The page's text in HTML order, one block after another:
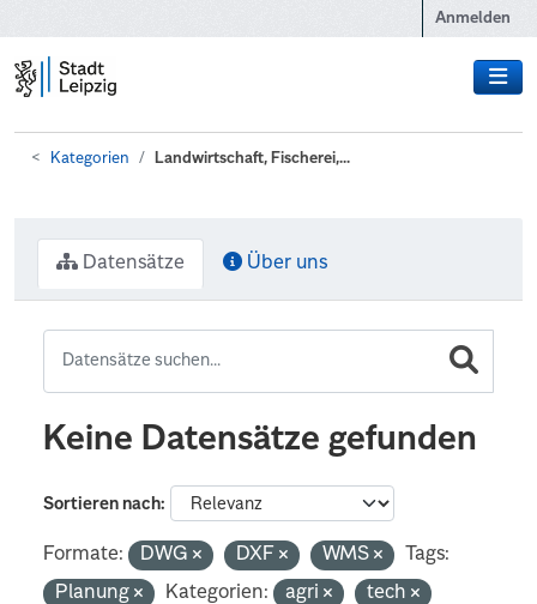
Anmelden
Kategorien Landwirtschaft, Fischerei,...
Datensätze Über uns
Keine Datensätze gefunden
Sortieren nach
Formate: DWG DXF WMS
Tags:
Planung
Kategorien: agri tech